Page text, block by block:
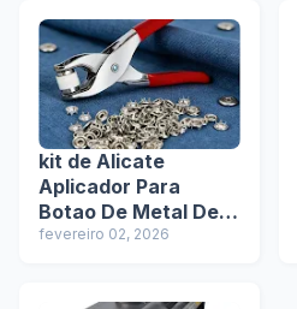
Exclusiva na Shopee
kit de Alicate
Aplicador Para
Botao De Metal De
Pressao Roupa Bebe
fevereiro 02, 2026